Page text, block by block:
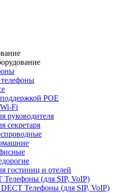
телефоны
POE
Fi
руководителя
секретаря
гостиниц и отелей
Телефоны (для SIP, VoIP)
DECT Телефоны (для SIP, VoIP)